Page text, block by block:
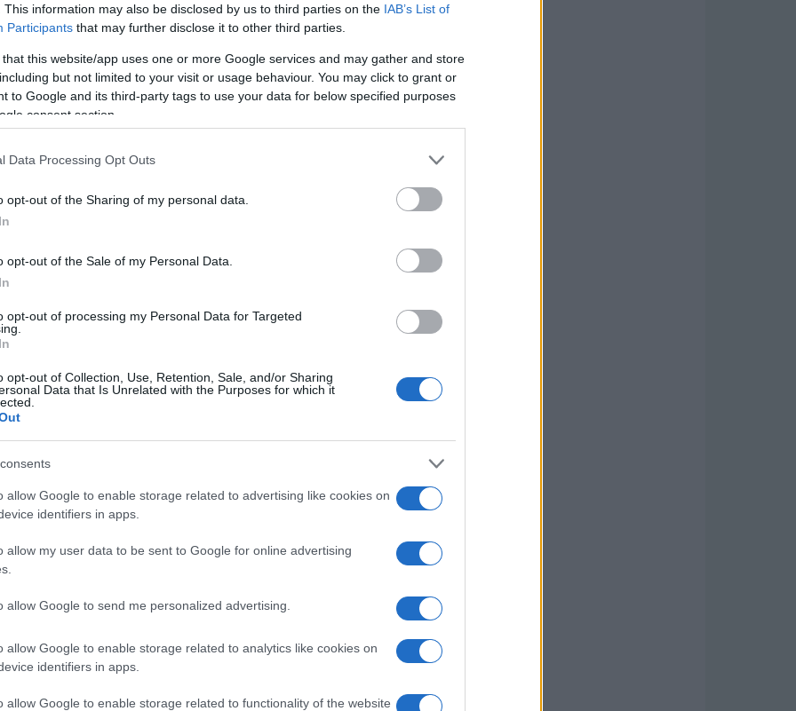
This information may also be disclosed by us to third parties on the IAB’s List of
Participants that may further disclose it to other third parties.
that this website/app uses one or more Google services and may gather and store
but not limited to your visit or usage behaviour. You may click to grant or
to Google and its third-party tags to use your data for below specified purposes
consent section.
Data Processing Opt Outs
opt-out of the Sharing of my personal data.
opt-out of the Sale of my Personal Data.
opt-out of processing my Personal Data for Targeted
opt-out of Collection, Use, Retention, Sale, and/or Sharing
Data that Is Unrelated with the Purposes for which it
allow Google to enable storage related to advertising like cookies on
identifiers in apps.
allow my user data to be sent to Google for online advertising
allow Google to send me personalized advertising.
allow Google to enable storage related to analytics like cookies on
identifiers in apps.
allow Google to enable storage related to functionality of the website
2026, e laCSDDD, che diventerà attiva il 25
chiaro e coerente per le aziende,
Tuttavia, a partire da febbraio 2026, la
semplificazione, con l’obiettivo di ridurre del
I
significative, con un focus
di rendicontazione. Un primo intervento,
già ricevuto approvazione e rinvia di due anni
e le piccole e medie imprese quotate,
è stato posticipato di un anno. Questo
e permettere alle aziende di